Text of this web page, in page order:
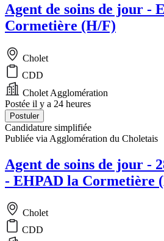
Agent de soins de jour -
Cormetière (H/F)
Cholet
CDD
Cholet Agglomération
Postée il y a 24 heures
Postuler
Candidature simplifiée
Publiée via Agglomération du Choletais
Agent de soins de jour -
- EHPAD la Cormetière
Cholet
CDD